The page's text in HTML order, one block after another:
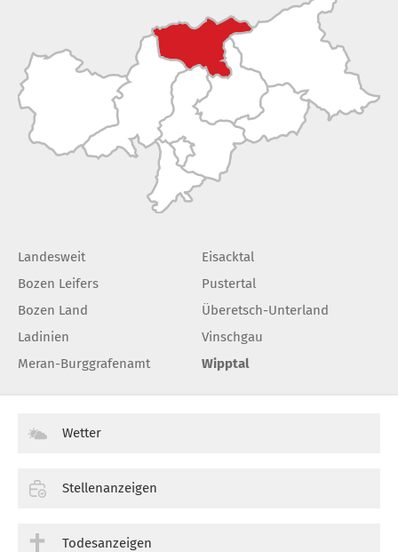
Landesweit
Bozen Leifers
Bozen Land
Ladinien
Meran-Burggrafenamt
Eisacktal
Pustertal
Überetsch-Unterland
Vinschgau
Wipptal
Wetter
Stellenanzeigen
Todesanzeigen